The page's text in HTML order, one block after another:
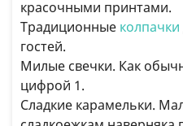
красочными принтами.
Традиционные колпачки
гостей.
Милые свечки. Как
цифрой 1.
Сладкие карамельки.